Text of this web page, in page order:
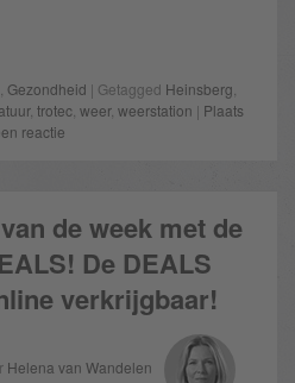
Gezondheid | Getagged Heinsberg
, trotec, weer, weerstation | Plaats
reactie
de week met de
De DEALS
verkrijgbaar!
Helena van Wandelen